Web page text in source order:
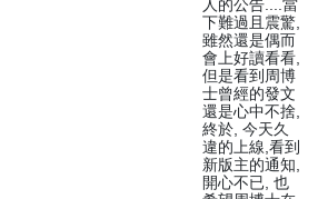
人的公告....當
下難過且震驚,
雖然還是偶而
會上好讀看看,
但是看到周博
士曾經的發文
還是心中不捨,
終於, 今天久
違的上線,看到
新版主的通知,
開心不已, 也